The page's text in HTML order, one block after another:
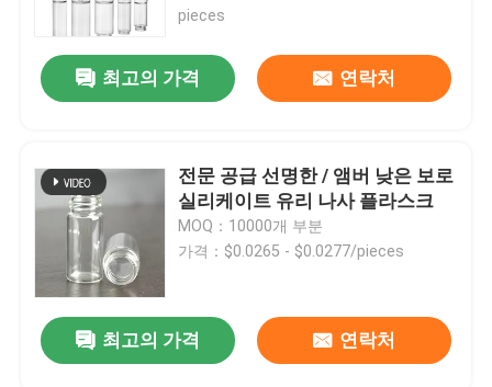
pieces
최고의 가격 연락처
전문 공급 선명한 / 앰버 낮은 보로
실리케이트 유리 나사 플라스크
MOQ：10000개 부분
가격：$0.0265 - $0.0277/pieces
최고의 가격 연락처